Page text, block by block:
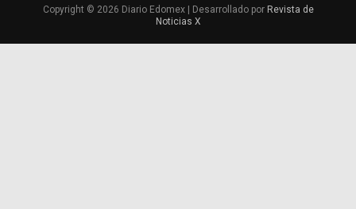
Copyright © 2026 Diario Edomex | Desarrollado por Revista de
Noticias X